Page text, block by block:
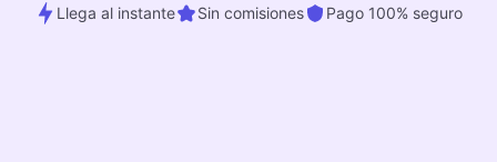
Llega al instante Sin comisiones Pago 100% seguro